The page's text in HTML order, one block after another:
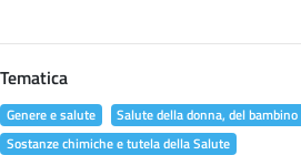
Tematica
Genere e salute
Salute della donna, del
Sostanze chimiche e tutela della Salute